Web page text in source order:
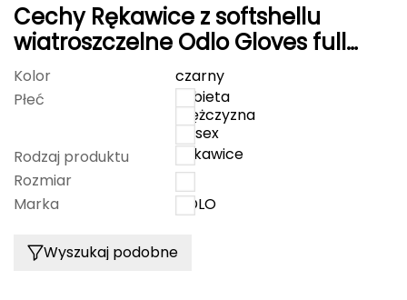
G
GIVOVA
GSI Outdoors
Gerber
Cechy Rękawice z softshellu
wiatroszczelne Odlo Gloves full
finger MULTISPORT WARM czarny
Kolor
czarny
Płeć
kobieta
mężczyzna
unisex
Rodzaj produktu
Rękawice
Rozmiar
Marka
ODLO
Wyszukaj podobne